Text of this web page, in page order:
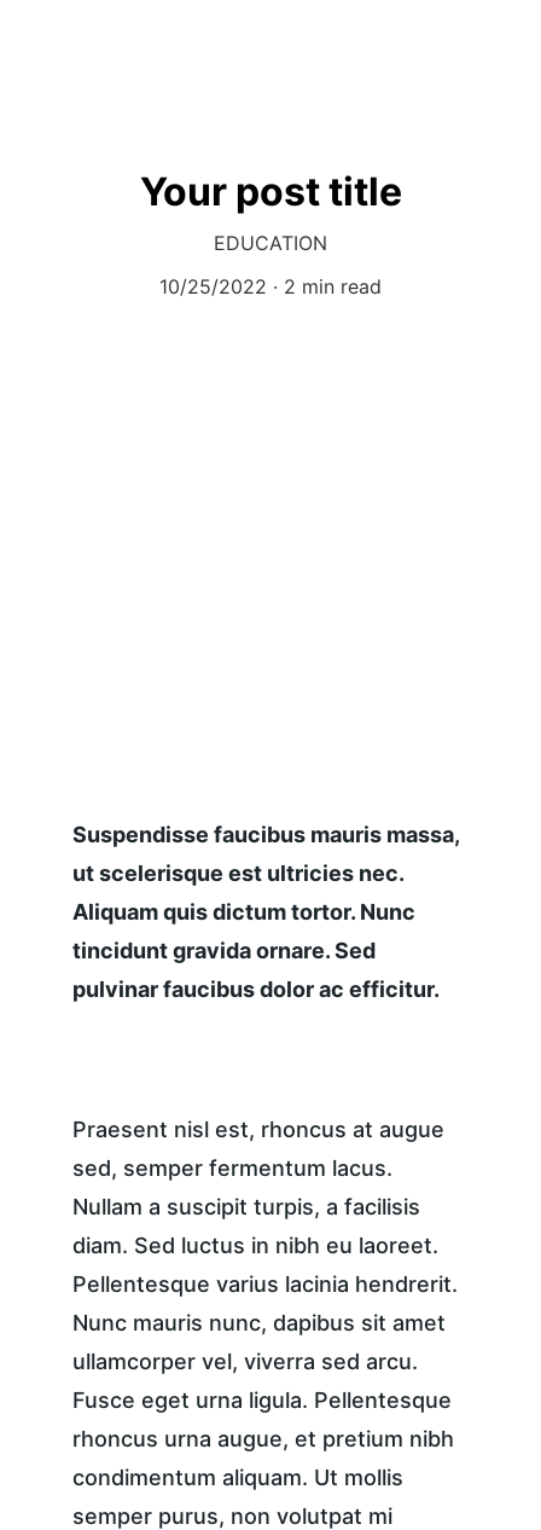
Your post title
EDUCATION
10/25/2022
2 min read
Suspendisse faucibus mauris massa,
ut scelerisque est ultricies nec.
Aliquam quis dictum tortor. Nunc
tincidunt gravida ornare. Sed
pulvinar faucibus dolor ac efficitur.
Praesent nisl est, rhoncus at augue
sed, semper fermentum lacus.
Nullam a suscipit turpis, a facilisis
diam. Sed luctus in nibh eu laoreet.
Pellentesque varius lacinia hendrerit.
Nunc mauris nunc, dapibus sit amet
ullamcorper vel, viverra sed arcu.
Fusce eget urna ligula. Pellentesque
rhoncus urna augue, et pretium nibh
condimentum aliquam. Ut mollis
semper purus, non volutpat mi